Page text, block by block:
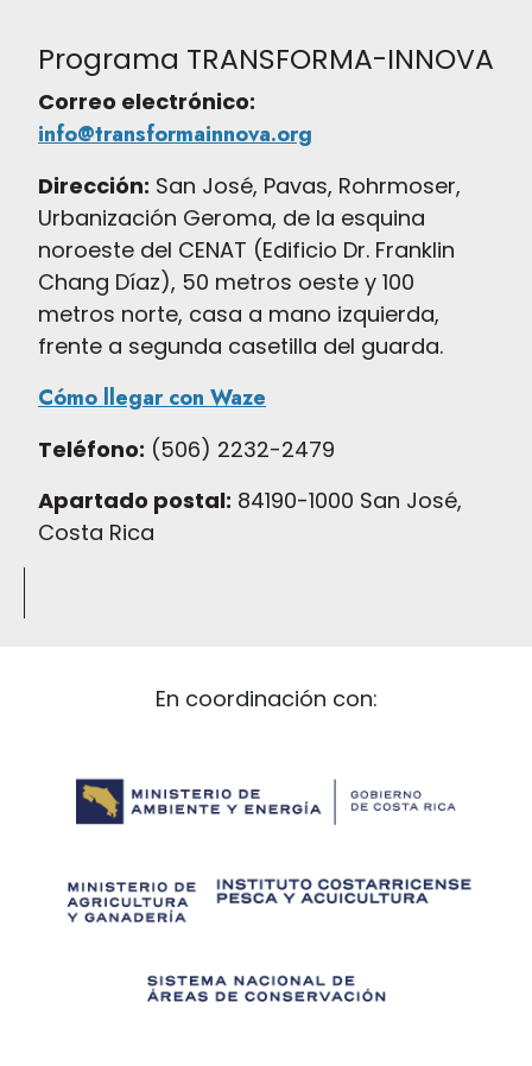
Programa TRANSFORMA-INNOVA
Correo electrónico:
info@transformainnova.org
Dirección: San José, Pavas, Rohrmoser,
Urbanización Geroma, de la esquina
noroeste del CENAT (Edificio Dr. Franklin
Chang Díaz), 50 metros oeste y 100
metros norte, casa a mano izquierda,
frente a segunda casetilla del guarda.
Cómo llegar con Waze
Teléfono: (506) 2232-2479
Apartado postal: 84190-1000 San José,
Costa Rica
En coordinación con: